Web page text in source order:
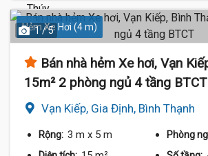
Hẻm Xe Hơi (4 m)
1 / 5
Bán nhà hẻm Xe hơi, Vạn
15m² 2 phòng ngủ 4 tầng BTCT
Vạn Kiếp, Gia Định, Bình Thạnh
Rộng: 3 m x 5 m Phòng